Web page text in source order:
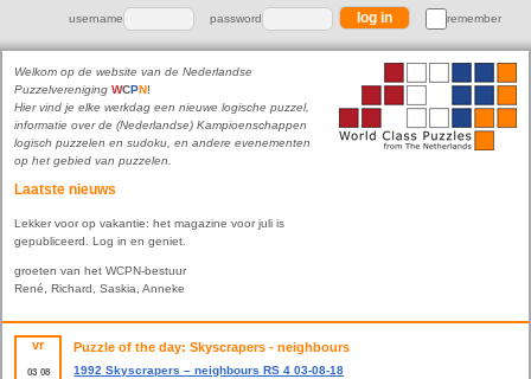
username password remember
Welkom op de website van de Nederlandse
Puzzelvereniging WCPN!
Hier vind je elke werkdag een nieuwe logische puzzel,
informatie over de (Nederlandse) Kampioenschappen
logisch puzzelen en sudoku, en andere evenementen
op het gebied van puzzelen.
Laatste nieuws
Lekker voor op vakantie: het magazine voor juli is
gepubliceerd. Log in en geniet.
groeten van het WCPN-bestuur
René, Richard, Saskia, Anneke
vr
03 08
Puzzle of the day: Skyscrapers - neighbours
1992 Skyscrapers – neighbours RS 4 03-08-18